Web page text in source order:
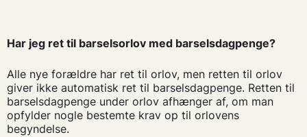
Har jeg ret til barselsorlov med barselsdagpenge?
Alle nye forældre har ret til orlov, men retten til orlov
giver ikke automatisk ret til barselsdagpenge. Retten til
barselsdagpenge under orlov afhænger af, om man
opfylder nogle bestemte krav op til orlovens
begyndelse.